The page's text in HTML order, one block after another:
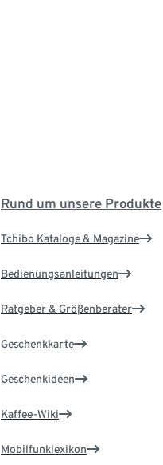
Rund um unsere Produkte
Tchibo Kataloge & Magazine
Bedienungsanleitungen
Ratgeber & Größenberater
Geschenkkarte
Geschenkideen
Kaffee-Wiki
Mobilfunklexikon